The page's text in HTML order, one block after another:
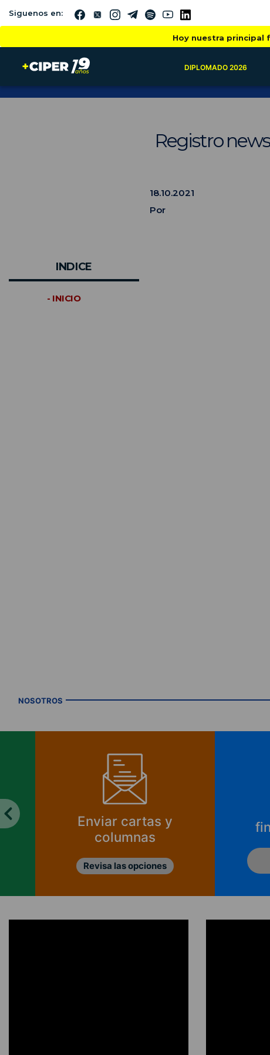
Siguenos en:
Hoy nuestra principal
DIPLOMADO 2026
Registro
18.10.2021
Por
INDICE
- INICIO
NOSOTROS
Enviar cartas y
columnas
Revisa las opciones